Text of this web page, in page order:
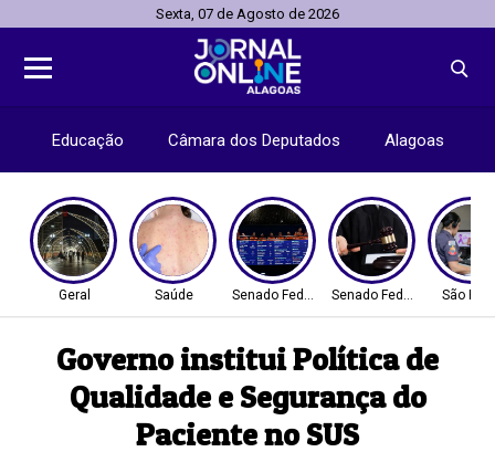
Sexta, 07 de Agosto de 2026
Educação Câmara dos Deputados Alagoas
Geral Saúde Senado Federal Senado Federal São
Governo institui Política de
Qualidade e Segurança do
Paciente no SUS